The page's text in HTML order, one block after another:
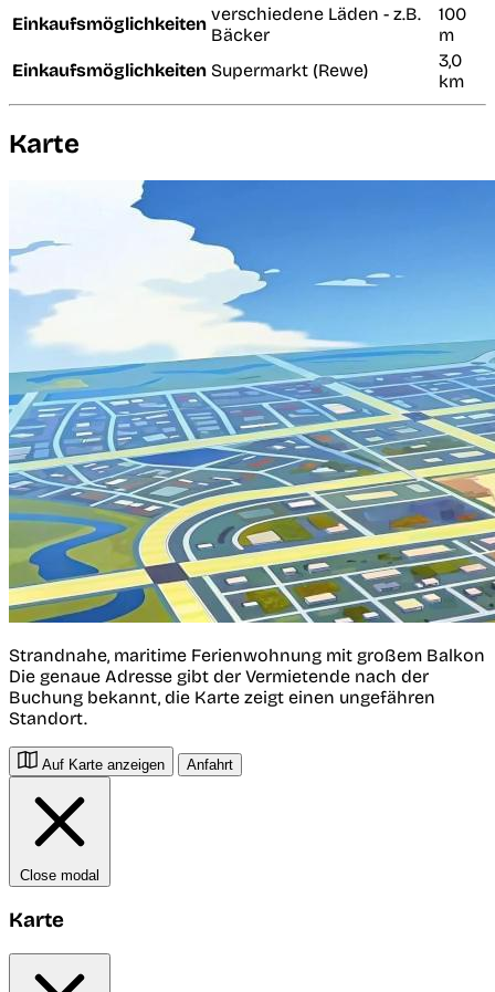
Einkaufsmöglichkeiten verschiedene Läden - z.B.
Bäcker
100
m
Einkaufsmöglichkeiten Supermarkt (Rewe)
3,0
km
Karte
Strandnahe, maritime Ferienwohnung mit großem Balkon
Die genaue Adresse gibt der Vermietende nach der
Buchung bekannt, die Karte zeigt einen ungefähren
Standort.
Auf Karte anzeigen Anfahrt
Close modal
Karte